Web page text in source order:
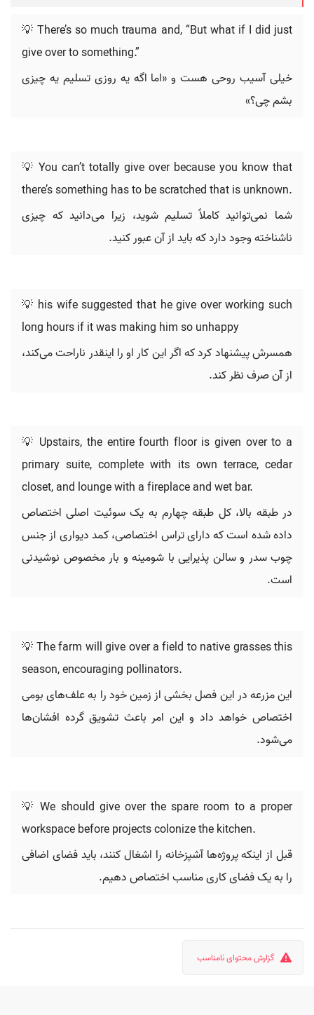
💡 There’s so much trauma and, “But what if I did just
give over to something.”
خیلی آسیب روحی هست و «اما اگه یه روزی تسلیم یه چیزی
بشم چی؟»
💡 You can’t totally give over because you know that
there’s something has to be scratched that is unknown.
شما نمی‌توانید کاملاً تسلیم شوید، زیرا می‌دانید که چیزی
ناشناخته وجود دارد که باید از آن عبور کنید.
💡 his wife suggested that he give over working such
long hours if it was making him so unhappy
همسرش پیشنهاد کرد که اگر این کار او را اینقدر ناراحت می‌کند،
از آن صرف نظر کند.
💡 Upstairs, the entire fourth floor is given over to a
primary suite, complete with its own terrace, cedar
closet, and lounge with a fireplace and wet bar.
در طبقه بالا، کل طبقه چهارم به یک سوئیت اصلی اختصاص
داده شده است که دارای تراس اختصاصی، کمد دیواری از جنس
چوب سدر و سالن پذیرایی با شومینه و بار مخصوص نوشیدنی
است.
💡 The farm will give over a field to native grasses this
season, encouraging pollinators.
این مزرعه در این فصل بخشی از زمین خود را به علف‌های بومی
اختصاص خواهد داد و این امر باعث تشویق گرده افشان‌ها
می‌شود.
💡 We should give over the spare room to a proper
workspace before projects colonize the kitchen.
قبل از اینکه پروژه‌ها آشپزخانه را اشغال کنند، باید فضای اضافی
را به یک فضای کاری مناسب اختصاص دهیم.
گزارش محتوای نامناسب